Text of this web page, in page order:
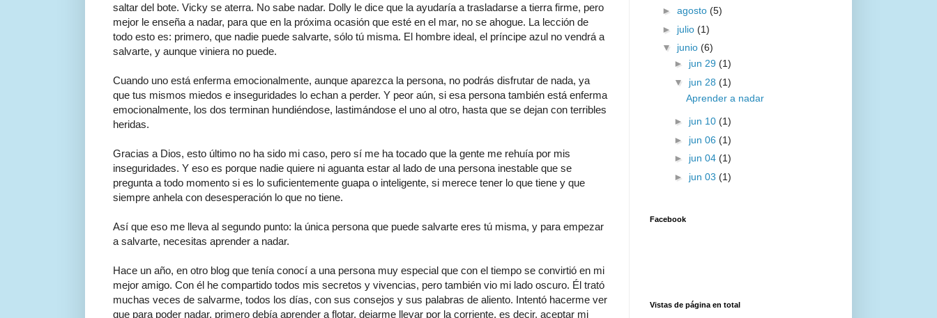
saltar del bote. Vicky se aterra. No sabe nadar. Dolly le dice que la ayudaría a trasladarse a tierra firme, pero
mejor le enseña a nadar, para que en la próxima ocasión que esté en el mar, no se ahogue. La lección de
todo esto es: primero, que nadie puede salvarte, sólo tú misma. El hombre ideal, el príncipe azul no vendrá a
salvarte, y aunque viniera no puede.
Cuando uno está enferma emocionalmente, aunque aparezca la persona, no podrás disfrutar de nada, ya
que tus mismos miedos e inseguridades lo echan a perder. Y peor aún, si esa persona también está enferma
emocionalmente, los dos terminan hundiéndose, lastimándose el uno al otro, hasta que se dejan con terribles
heridas.
Gracias a Dios, esto último no ha sido mi caso, pero sí me ha tocado que la gente me rehuía por mis
inseguridades. Y eso es porque nadie quiere ni aguanta estar al lado de una persona inestable que se
pregunta a todo momento si es lo suficientemente guapa o inteligente, si merece tener lo que tiene y que
siempre anhela con desesperación lo que no tiene.
Así que eso me lleva al segundo punto: la única persona que puede salvarte eres tú misma, y para empezar
a salvarte, necesitas aprender a nadar.
Hace un año, en otro blog que tenía conocí a una persona muy especial que con el tiempo se convirtió en mi
mejor amigo. Con él he compartido todos mis secretos y vivencias, pero también vio mi lado oscuro. Él trató
muchas veces de salvarme, todos los días, con sus consejos y sus palabras de aliento. Intentó hacerme ver
que para poder nadar, primero debía aprender a flotar, dejarme llevar por la corriente, es decir, aceptar mi
► agosto (5)
► julio (1)
▼ junio (6)
► jun 29 (1)
▼ jun 28 (1)
Aprender a nadar
► jun 10 (1)
► jun 06 (1)
► jun 04 (1)
► jun 03 (1)
Facebook
Vistas de página en total